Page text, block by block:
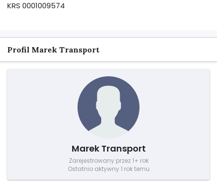
KRS 0001009574
Profil Marek Transport
Marek Transport
Zarejestrowany przez 1+ rok
Ostatnio aktywny 1 rok temu